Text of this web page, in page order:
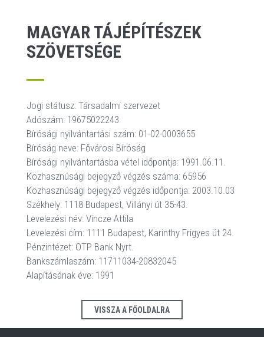
MAGYAR TÁJÉPÍTÉSZEK
SZÖVETSÉGE
Jogi státusz: Társadalmi szervezet
Adószám: 19675022243
Bírósági nyilvántartási szám: 01-02-0003655
Bíróság neve: Fővárosi Bíróság
Bírósági nyilvántartásba vétel időpontja: 1991.06.11.
Közhasznúsági bejegyző végzés száma: 65956
Közhasznúsági bejegyző végzés időpontja: 2003.10.03
Székhely: 1118 Budapest, Villányi út 35-43.
Levelezési név: Vincze Attila
Levelezési cím: 1111 Budapest, Karinthy Frigyes út 24.
Pénzintézet: OTP Bank Nyrt.
Bankszámlaszám: 11711034-20832045
Alapításának éve: 1991
VISSZA A FŐOLDALRA